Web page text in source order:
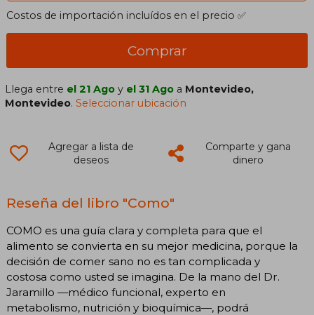
Costos de importación incluídos en el precio ✅
Comprar
Llega entre el 21 Ago y el 31 Ago a Montevideo,
Montevideo.Seleccionar ubicación
Agregar a lista de
deseos
Comparte y gana
dinero
Reseña del libro "Como"
COMO es una guía clara y completa para que el
alimento se convierta en su mejor medicina, porque la
decisión de comer sano no es tan complicada y
costosa como usted se imagina. De la mano del Dr.
Jaramillo —médico funcional, experto en
metabolismo, nutrición y bioquímica—, podrá